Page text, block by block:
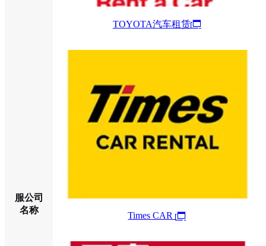
服公司
名称
TOYOTA汽车租赁
Times CAR